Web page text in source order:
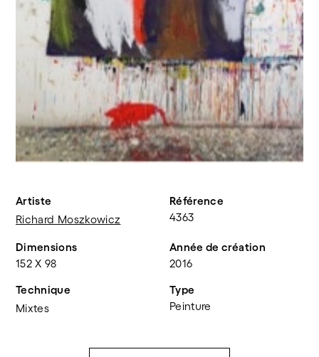
Artiste
Richard Moszkowicz
Référence
4363
Dimensions
152 X 98
Année de création
2016
Technique
Mixtes
Type
Peinture